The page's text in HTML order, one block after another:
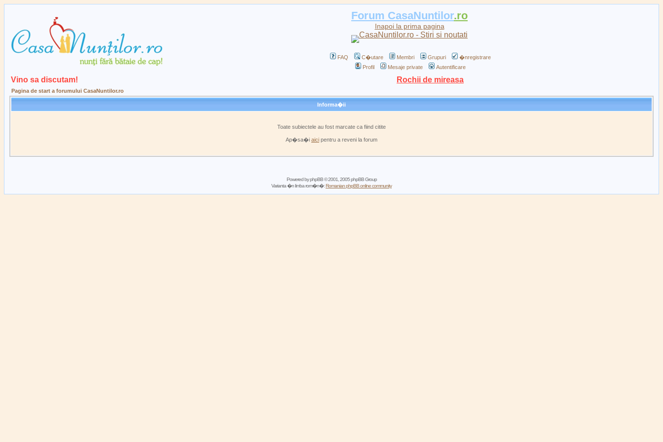
Forum CasaNuntilor.ro
Inapoi la prima pagina
FAQ C�utare Membri Grupuri
�nregistrare
Profil
Mesaje private Autentificare
Vino sa discutam! Rochii de mireasa
Pagina de start a forumului CasaNuntilor.ro
Informa�ii
Toate subiectele au fost marcate ca fiind citite
Ap�sa�i aici pentru a reveni la forum
Powered byphpBB© 2001, 2005 phpBB Group
Varianta �n limba rom�n�:Romanian phpBB online community